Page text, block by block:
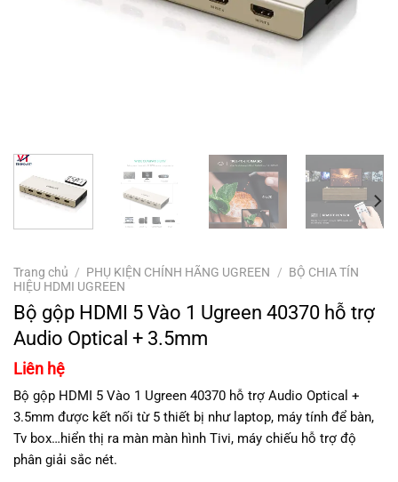
Trang chủ / PHỤ KIỆN CHÍNH HÃNG UGREEN / BỘ CHIA TÍN
HIỆU HDMI UGREEN
Bộ gộp HDMI 5 Vào 1 Ugreen 40370 hỗ trợ
Audio Optical + 3.5mm
Liên hệ
Bộ gộp HDMI 5 Vào 1 Ugreen 40370 hỗ trợ Audio Optical +
3.5mm được kết nối từ 5 thiết bị như laptop, máy tính để bàn,
Tv box…hiển thị ra màn màn hình Tivi, máy chiếu hỗ trợ độ
phân giải sắc nét.